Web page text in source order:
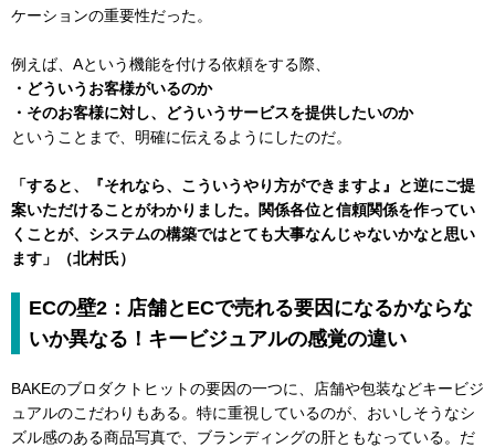
ケーションの重要性だった。
例えば、Aという機能を付ける依頼をする際、
・どういうお客様がいるのか
・そのお客様に対し、どういうサービスを提供したいのか
ということまで、明確に伝えるようにしたのだ。
「すると、『それなら、こういうやり方ができますよ』と逆にご提
案いただけることがわかりました。関係各位と信頼関係を作ってい
くことが、システムの構築ではとても大事なんじゃないかなと思い
ます」（北村氏）
ECの壁2：店舗とECで売れる要因になるかならな
いか異なる！キービジュアルの感覚の違い
BAKEのブロダクトヒットの要因の一つに、店舗や包装などキービジ
ュアルのこだわりもある。特に重視しているのが、おいしそうなシ
ズル感のある商品写真で、ブランディングの肝ともなっている。だ